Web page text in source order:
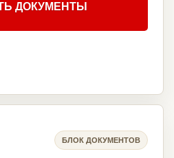
ДОКУМЕНТЫ
БЛОК ДОКУМЕНТОВ